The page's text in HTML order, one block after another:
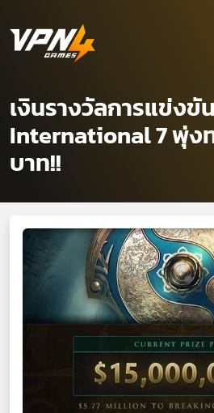
เงินรางวัลการแข่งขั
International 7 พุ่ง
บาท!!